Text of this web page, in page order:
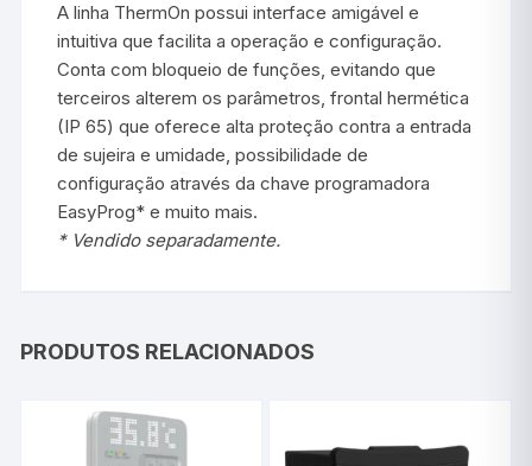
A linha ThermOn possui interface amigável e
intuitiva que facilita a operação e configuração.
Conta com bloqueio de funções, evitando que
terceiros alterem os parâmetros, frontal hermética
(IP 65) que oferece alta proteção contra a entrada
de sujeira e umidade, possibilidade de
configuração através da chave programadora
EasyProg* e muito mais.
* Vendido separadamente.
PRODUTOS RELACIONADOS